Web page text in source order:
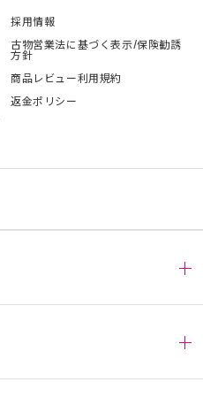
採用情報
古物営業法に基づく表示/保険勧誘
方針
商品レビュー利用規約
返金ポリシー